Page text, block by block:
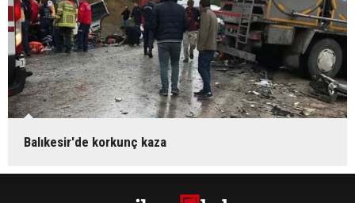
Balıkesir'de korkunç kaza